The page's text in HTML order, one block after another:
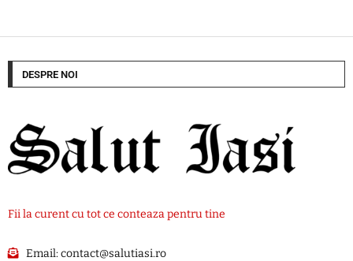
DESPRE NOI
Fii la curent cu tot ce conteaza pentru tine
Email:contact@salutiasi.ro